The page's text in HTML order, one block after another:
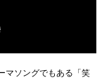
マソングでもある「笑